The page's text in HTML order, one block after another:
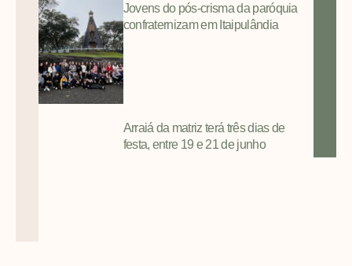
Jovens do pós-crisma da paróquia
confraternizam em Itaipulândia
Arraiá da matriz terá três dias de
festa, entre 19 e 21 de junho